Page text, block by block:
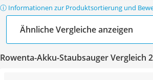
ⓘ Informationen zur Produktsortierung und
Ähnliche Vergleiche anzeigen
Rowenta-Akku-Staubsauger Vergleich